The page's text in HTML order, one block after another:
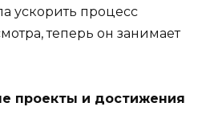
ускорить процесс
теперь он занимает
проекты и достижения